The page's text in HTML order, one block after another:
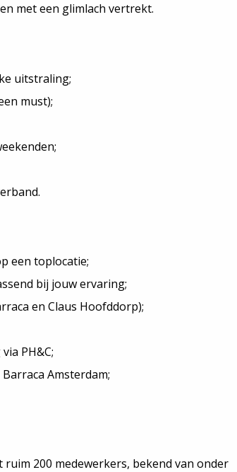
met een glimlach vertrekt.
uitstraling;
must);
een toplocatie;
bij jouw ervaring;
en Claus Hoofddorp);
PH&C;
Amsterdam;
200 medewerkers, bekend van onder